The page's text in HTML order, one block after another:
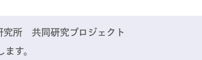
究所 共同研究プロジェクト
す。